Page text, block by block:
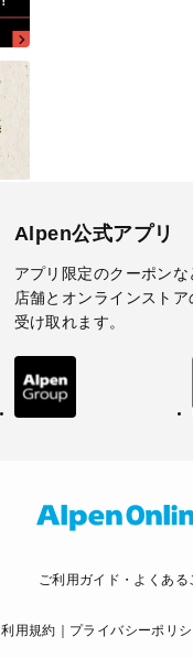
Alpen公式アプリ
アプリ限定のクーポンな
店舗とオンラインスト
受け取れます。
ご利用ガイド・よくある
利用規約 プライバシーポリ